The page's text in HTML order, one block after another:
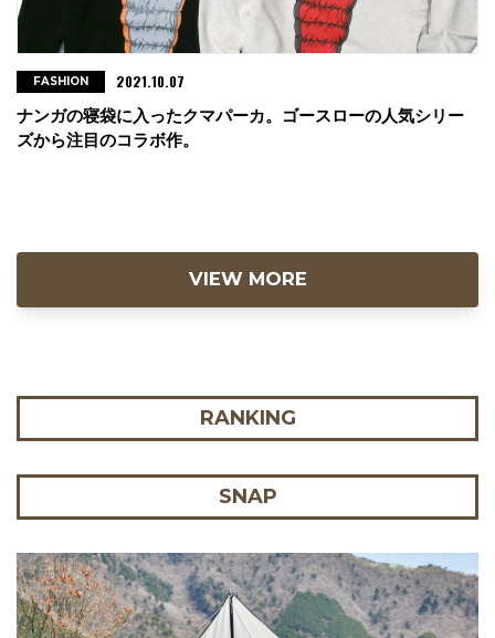
ナンガの寝袋に入ったクマパーカ。ゴースローの人気シリー
ズから注目のコラボ作。
FASHION 2021.10.07
VIEW MORE
RANKING
SNAP